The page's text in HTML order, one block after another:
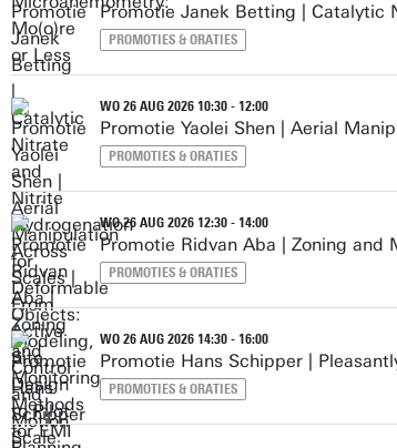
Promotie Janek Betting | Catalytic
PROMOTIES & ORATIES
WO 26 AUG 2026 10:30 - 12:00
Promotie Yaolei Shen | Aerial
PROMOTIES & ORATIES
WO 26 AUG 2026 12:30 - 14:00
Promotie Ridvan Aba | Zoning
PROMOTIES & ORATIES
WO 26 AUG 2026 14:30 - 16:00
Promotie Hans Schipper |
PROMOTIES & ORATIES